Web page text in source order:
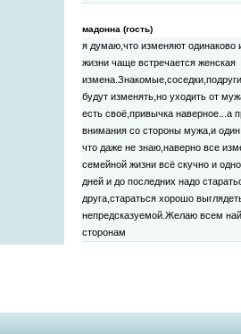
мадонна (гость)
я думаю,что изменяют
жизни чаще встречается женская
будут изменять,но уходить от
есть своё,привычка наверное...а
внимания со стороны мужа,и
что даже не знаю,наверно все
семейной жизни всё скучно и
дней и до последних надо
друга,стараться хорошо
непредсказуемой.Желаю всем
сторонам